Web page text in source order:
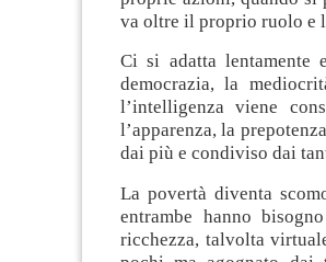
va oltre il proprio ruolo e
Ci si adatta lentamente
democrazia, la
l’intelligenza viene
l’apparenza, la
dai più e condiviso dai
La povertà diventa
entrambe hanno
ricchezza, talvolta